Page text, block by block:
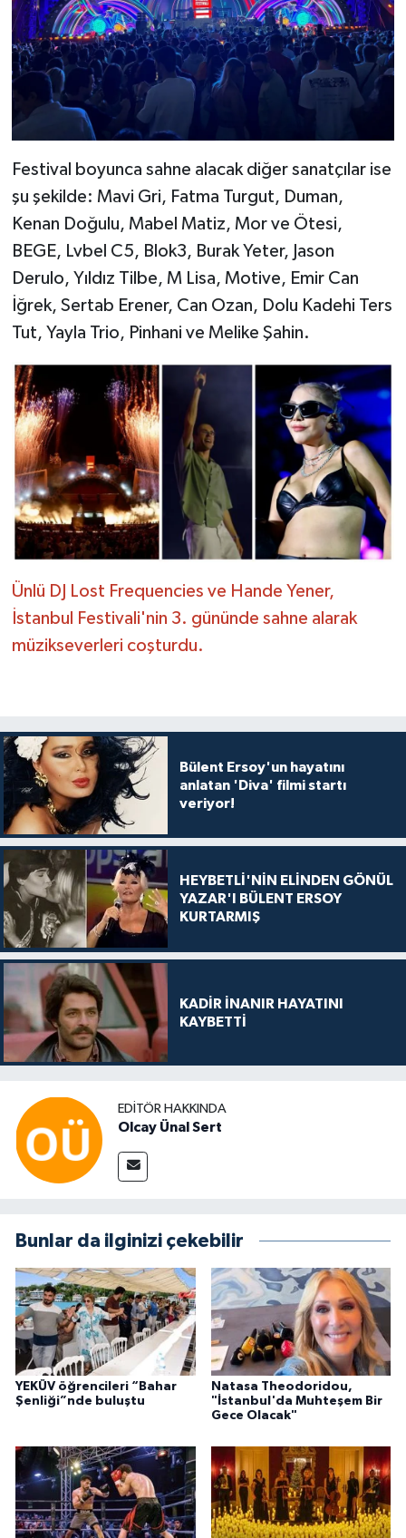
Festival boyunca sahne alacak diğer sanatçılar ise
şu şekilde: Mavi Gri, Fatma Turgut, Duman,
Kenan Doğulu, Mabel Matiz, Mor ve Ötesi,
BEGE, Lvbel C5, Blok3, Burak Yeter, Jason
Derulo, Yıldız Tilbe, M Lisa, Motive, Emir Can
İğrek, Sertab Erener, Can Ozan, Dolu Kadehi Ters
Tut, Yayla Trio, Pinhani ve Melike Şahin.
Ünlü DJ Lost Frequencies ve Hande Yener,
İstanbul Festivali'nin 3. gününde sahne alarak
müzikseverleri coşturdu.
Bülent Ersoy'un hayatını
anlatan 'Diva' filmi startı
veriyor!
HEYBETLİ'NİN ELİNDEN GÖNÜL
YAZAR'I BÜLENT ERSOY
KURTARMIŞ
KADİR İNANIR HAYATINI
KAYBETTİ
EDITÖR HAKKINDA
Olcay Ünal Sert
Bunlar da ilginizi çekebilir
YEKÜV öğrencileri “Bahar
Şenliği”nde buluştu
Natasa Theodoridou,
"İstanbul'da Muhteşem Bir
Gece Olacak"